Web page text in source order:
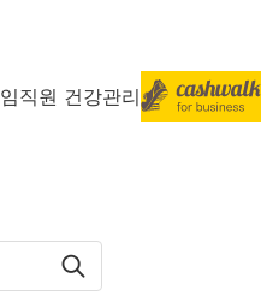
임직원 건강관리